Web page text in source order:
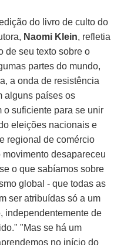
do livro de culto do
Naomi Klein, refletia
de seu texto sobre o
partes do mundo,
a onda de resistência
alguns países os
o suficiente para se unir
eleições nacionais e
regional de comércio
desapareceu
o que sabíamos sobre
global - que todas as
ser atribuídas só a um
independentemente de
"Mas se há um
no início do